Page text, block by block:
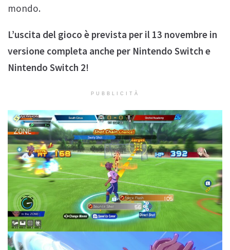
mondo.
L’uscita del gioco è prevista per il 13 novembre in
versione completa anche per Nintendo Switch e
Nintendo Switch 2!
PUBBLICITÀ